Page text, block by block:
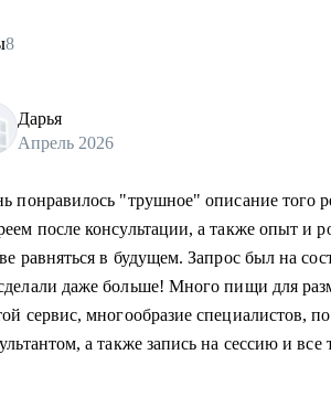
8
Дарья
Апрель 2026
понравилось "трушное" описание того
после консультации, а также опыт и
равняться в будущем. Запрос был на
даже больше! Много пищи для
сервис, многообразие специалистов,
а также запись на сессию и все